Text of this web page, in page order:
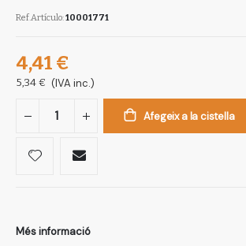
Ref.Artículo 10001771
4,41 €
5,34 € (IVA inc.)
Afegeix a la cistella
Més informació